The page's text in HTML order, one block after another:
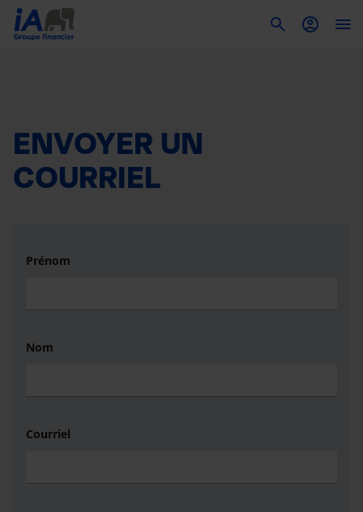
ENVOYER UN
COURRIEL
Prénom
Nom
Courriel